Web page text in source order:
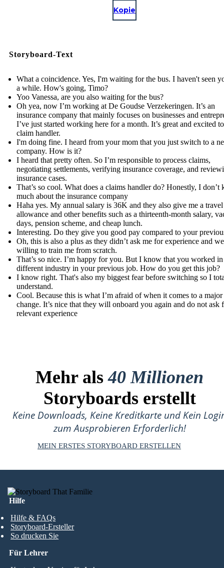
Kopie
Storyboard-Text
What a coincidence. Yes, I'm waiting for the bus. I haven't seen
a while. How's going, Timo?
Yoo Vanessa, are you also waiting for the bus?
Oh yea, now I’m working at De Goudse Verzekeringen. It’s an
insurance company that mainly focuses on businesses and
I’ve just started working here for a month. It’s great and excited
claim handler.
I'm doing fine. I heard from your mom that you just switch to a
company. How is it?
I heard that pretty often. So I’m responsible to process claims,
negotiating settlements, verifying insurance coverage, and
insurance cases.
That’s so cool. What does a claims handler do? Honestly, I don’t
much about the insurance company
Haha yes. My annual salary is 36K and they also give me a travel
allowance and other benefits such as a thirteenth-month salary,
days, pension scheme, and cheap lunch.
Interesting. Do they give you good pay compared to your
Oh, this is also a plus as they didn’t ask me for experience and
willing to train me from scratch.
That’s so nice. I’m happy for you. But I know that you worked in
different industry in your previous job. How do you get this job?
I know right. That's also my biggest fear before switching so I
understand.
Cool. Because this is what I’m afraid of when it comes to a major
change. It’s nice that they will onboard you again and do not ask
relevant experience
Mehr als40 Millionen
Storyboards erstellt
Keine Downloads, Keine Kreditkarte und Kein
zum Ausprobieren Erforderlich!
MEIN ERSTES STORYBOARD ERSTELLEN
Hilfe
Hilfe & FAQs
Storyboard-Ersteller
So drucken Sie
Für Lehrer